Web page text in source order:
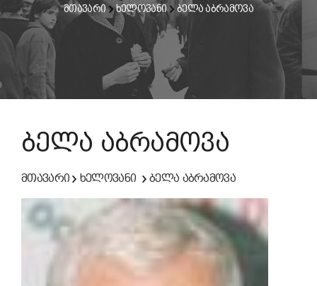
ᲙᲘᲜᲝᲐᲙᲐᲓᲔᲛᲘᲐ
მთავარი ხელოვანი ბელა აბრამოვა
ბელა აბრამოვა
მთავარი ხელოვანი ბელა აბრამოვა